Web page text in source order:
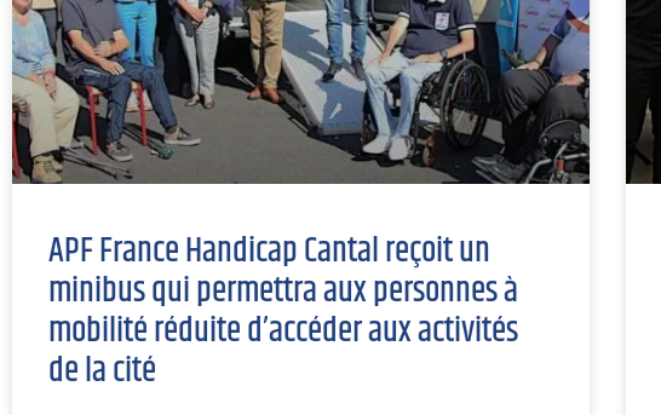
APF France Handicap Cantal reçoit un
minibus qui permettra aux personnes à
mobilité réduite d’accéder aux activités
de la cité